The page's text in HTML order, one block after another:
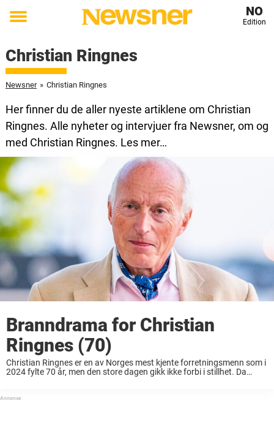
Toggle
NO
Edition
Christian Ringnes
Newsner » Christian Ringnes
Her finner du de aller nyeste artiklene om Christian
Ringnes. Alle nyheter og intervjuer fra Newsner, om og
med Christian Ringnes. Les mer…
Branndrama for Christian
Ringnes (70)
Christian Ringnes er en av Norges mest kjente forretningsmenn som i
2024 fylte 70 år, men den store dagen gikk ikke forbi i stillhet. Da